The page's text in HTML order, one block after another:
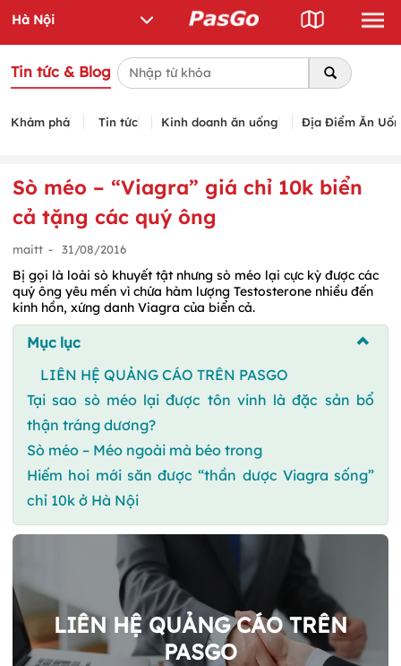
Tin tức & Blog
Khám phá Tin tức Kinh doanh ăn uống Địa Điểm Ăn
Sò méo – “Viagra” giá chỉ 10k biển
cả tặng các quý ông
maitt - 31/08/2016
Bị gọi là loài sò khuyết tật nhưng sò méo lại cực kỳ được các
quý ông yêu mến vì chứa hàm lượng Testosterone nhiều đến
kinh hồn, xứng danh Viagra của biển cả.
Mục lục
LIÊN HỆ QUẢNG CÁO TRÊN PASGO
Tại sao sò méo lại được tôn vinh là đặc sản bổ
thận tráng dương?
Sò méo – Méo ngoài mà béo trong
Hiếm hoi mới săn được “thần dược Viagra sống”
chỉ 10k ở Hà Nội
LIÊN HỆ QUẢNG CÁO TRÊN
PASGO